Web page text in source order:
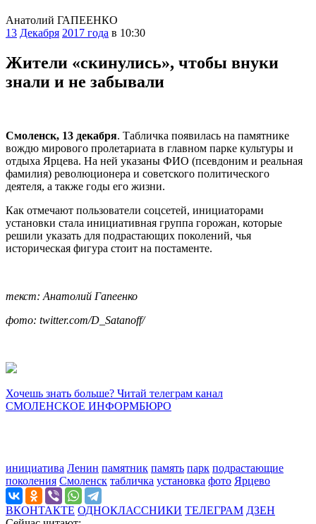
Анатолий ГАПЕЕНКО
13 Декабря 2017 года в 10:30
Жители «скинулись», чтобы внуки
знали и не забывали
Смоленск, 13 декабря. Табличка появилась на памятнике
вождю мирового пролетариата в главном парке культуры и
отдыха Ярцева. На ней указаны ФИО (псевдоним и реальная
фамилия) революционера и советского политического
деятеля, а также годы его жизни.
Как отмечают пользователи соцсетей, инициаторами
установки стала инициативная группа горожан, которые
решили указать для подрастающих поколений, чья
историческая фигура стоит на постаменте.
текст: Анатолий Гапеенко
фото: twitter.com/D_Satanoff/
Хочешь знать больше? Читай телеграм канал
СМОЛЕНСКОЕ ИНФОРМБЮРО
инициатива Ленин памятник память парк подрастающие
поколения Смоленск табличка установка фото Ярцево
ВКОНТАКТЕ ОДНОКЛАССНИКИ ТЕЛЕГРАМ ДЗЕН